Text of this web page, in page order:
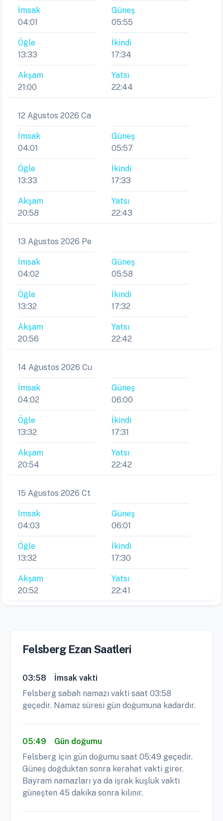
İmsak
04:01
Güneş
05:55
Öğle
13:33
İkindi
17:34
Akşam
21:00
Yatsı
22:44
12 Ağustos 2026 Ca
İmsak
04:01
Güneş
05:57
Öğle
13:33
İkindi
17:33
Akşam
20:58
Yatsı
22:43
13 Ağustos 2026 Pe
İmsak
04:02
Güneş
05:58
Öğle
13:32
İkindi
17:32
Akşam
20:56
Yatsı
22:42
14 Ağustos 2026 Cu
İmsak
04:02
Güneş
06:00
Öğle
13:32
İkindi
17:31
Akşam
20:54
Yatsı
22:42
15 Ağustos 2026 Ct
İmsak
04:03
Güneş
06:01
Öğle
13:32
İkindi
17:30
Akşam
20:52
Yatsı
22:41
Felsberg Ezan Saatleri
03:58
İmsak vakti
Felsberg sabah namazı vakti saat 03:58
geçedir. Namaz süresi gün doğumuna kadardır.
05:49
Gün doğumu
Felsberg için gün doğumu saat 05:49 geçedir.
Güneş doğduktan sonra kerahat vakti girer.
Bayram namazları ya da işrak kuşluk vakti
güneşten 45 dakika sonra kılınır.